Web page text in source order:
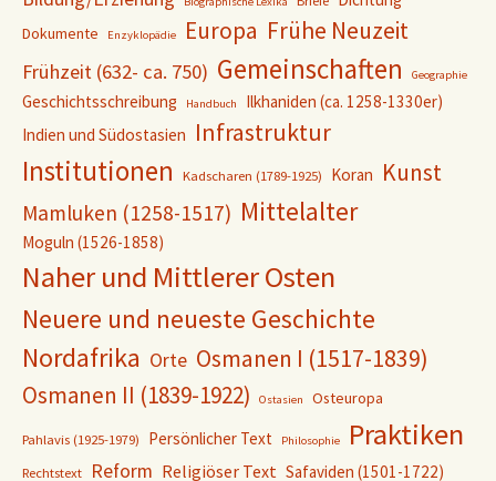
Dokumente Enzyklopädie Europa Frühe Neuzeit
Frühzeit (632- ca. 750) Gemeinschaften Geographie
Geschichtsschreibung Handbuch
Ilkhaniden (ca. 1258-1330er)
Indien und Südostasien Infrastruktur
Institutionen Kadscharen (1789-1925) Koran Kunst
Mamluken (1258-1517) Mittelalter
Moguln (1526-1858)
Naher und Mittlerer Osten
Neuere und neueste Geschichte
Nordafrika Orte Osmanen I (1517-1839)
Osmanen II (1839-1922)
Ostasien Osteuropa
Pahlavis (1925-1979) Persönlicher Text Philosophie Praktiken
Rechtstext Reform Religiöser Text Safaviden (1501-1722)